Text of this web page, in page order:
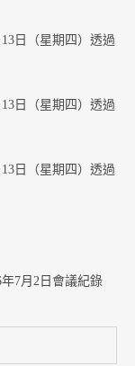
日（星期四）透過
日（星期四）透過
日（星期四）透過
7月2日會議紀錄